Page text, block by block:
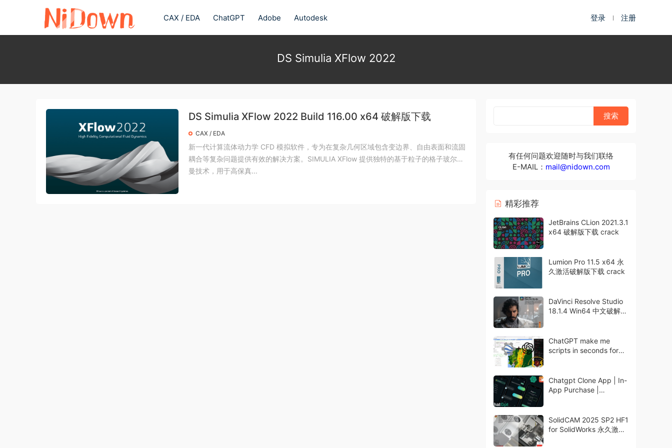
CAX / EDA ChatGPT Adobe Autodesk 登录 注册
DS Simulia XFlow 2022
DS Simulia XFlow 2022 Build 116.00 x64 破解版下载
CAX / EDA
新一代计算流体动力学 CFD 模拟软件，专为在复杂几何区域包含变边界、自由表面和流固
耦合等复杂问题提供有效的解决方案。SIMULIA XFlow 提供独特的基于粒子的格子玻尔兹
曼技术，用于高保真...
有任何问题欢迎随时与我们联络
E-MAIL： mail@nidown.com
精彩推荐
JetBrains CLion 2021.3.1
x64 破解版下载 crack
Lumion Pro 11.5 x64 永
久激活破解版下载 crack
DaVinci Resolve Studio
18.1.4 Win64 中文破解版
ChatGPT make me
scripts in seconds for
Chatgpt Clone App | In-
App Purchase |
SolidCAM 2025 SP2 HF1
for SolidWorks 永久激活